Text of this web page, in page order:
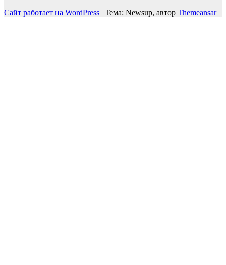
Сайт работает на WordPress | Тема: Newsup, автор Themeansar